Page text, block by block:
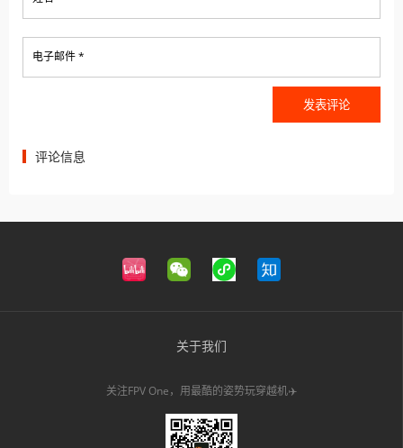
电子邮件 *
评论信息
关于我们
关注FPV One，用最酷的姿势玩穿越机✈️